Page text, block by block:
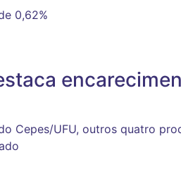
0,62%
Cepes/UFU, outros quatro